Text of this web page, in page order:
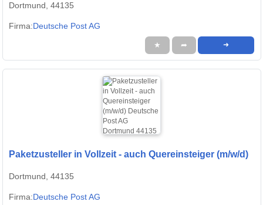
Dortmund, 44135
Firma:Deutsche Post AG
★ ➦ ➜
Paketzusteller in Vollzeit - auch Quereinsteiger (m/w/d)
Dortmund, 44135
Firma:Deutsche Post AG